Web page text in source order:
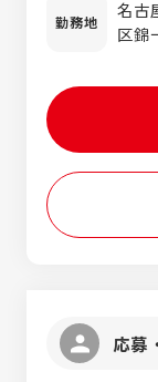
勤務地
名古
区錦
141-
崎ビル18F または
イ
しま
応募